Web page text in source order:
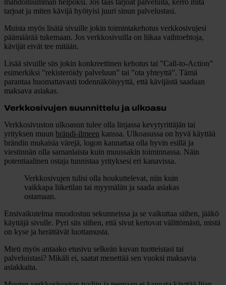
tarjoat ja miten kävijä hyötyisi juuri sinun palvelustasi.
Muista myös lisätä sivuille jokin toimintakehotus verkkosivujesi
päämäärää tukemaan. Jos verkkosivuilla on liikaa vaihtoehtoja,
kävijät eivät tee mitään.
Lisää sivuille siis jokin konkreettinen kehotus tai ”Call-to-Action”
esimerkiksi ”rekisteröidy palveluun” tai ”ota yhteyttä”. Tämä
parantaa huomattavasti todennäköisyyttä, että kävijästä saadaan
maksava asiakas.
Verkkosivujen suunnittelu ja ulkoasu
Verkkosivuston ulkoasun tulee olla linjassa kevytyrittäjän tai
yrityksen muun brändi-ilmeen kanssa. Ulkoasussa on hyvä käyttää
brändin mukaisia värejä, logon kannattaa olla hyvin esillä ja
viestinnän olla samanlaista kuin muussakin toiminnassa. Näin
potentiaalinen ostaja tunnistaa yrityksesi eri kanavissa.
Verkkosivujen tulisi olla houkuttelevat, niin kuin
vaikkapa liiketilan tai myymälän ja saada asiakas
ostamaan.
Ensivaikutelma muodostuu sekunneissa ja se vaikuttaa siihen, jääkö
käyttäjä sivulle. Pyri siis siihen, että sivut kertovat välittömästi, mistä
on kyse ja herättävät luottamusta.
Mieti myös antaako etusivu selkeän kuvan tuotteistasi tai
palveluistasi? Mikäli ei, saatat menettää sen vuoksi maksavia
asiakkaita.